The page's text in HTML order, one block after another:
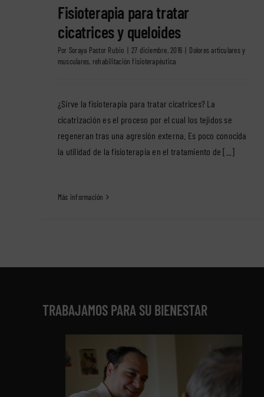
Fisioterapia para tratar
cicatrices y queloides
Por Soraya Pastor Rubio 27 diciembre, 2016
Dolores articulares y
musculares, rehabilitación fisioterapéutica
¿Sirve la fisioterapia para tratar cicatrices? La
cicatrización es el proceso por el cual los tejidos se
regeneran tras una agresión externa. Es poco conocida
la utilidad de la fisioterapia en el tratamiento de [...]
Más información
TRABAJAMOS PARA SU BIENESTAR